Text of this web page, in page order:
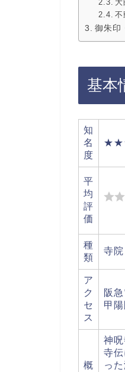
大
不
御朱印
基本
知
名
度
平
均
評
価
種
類
寺院
ア
ク
セ
ス
阪
甲
概
神
寺
っ